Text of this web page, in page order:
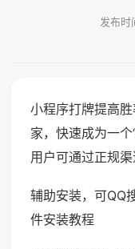
发布
小程序打牌提高
家，快速成为一
用户可通过正规渠
辅助安装，可QQ
件安装教程